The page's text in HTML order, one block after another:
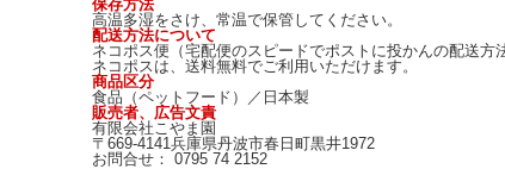
保存方法
高温多湿をさけ、常温で保管してください。
配送方法について
ネコポス便（宅配便のスピードでポストに投かんの配送方
ネコポスは、送料無料でご利用いただけます。
商品区分
食品（ペットフード）／日本製
販売者、広告文責
有限会社こやま園
〒669-4141兵庫県丹波市春日町黒井1972
お問合せ： 0795 74 2152